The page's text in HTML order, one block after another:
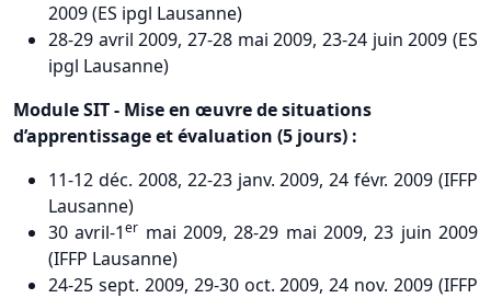
2009 (ES ipgl Lausanne)
28-29 avril 2009, 27-28 mai 2009, 23-24 juin 2009 (ES
ipgl Lausanne)
Module SIT - Mise en œuvre de situations
d’apprentissage et évaluation (5 jours) :
11-12 déc. 2008, 22-23 janv. 2009, 24 févr. 2009 (IFFP
Lausanne)
30 avril-1er mai 2009, 28-29 mai 2009, 23 juin 2009
(IFFP Lausanne)
24-25 sept. 2009, 29-30 oct. 2009, 24 nov. 2009 (IFFP